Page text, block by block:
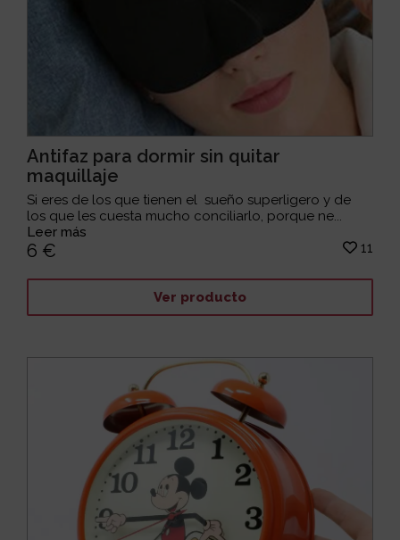
Antifaz para dormir sin quitar
maquillaje
Si eres de los que tienen el sueño superligero y de
los que les cuesta mucho conciliarlo, porque ne...
Leer más
6 € 11
Ver producto